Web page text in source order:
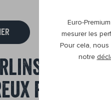
Euro-
mesurer les
Pour cela,
notre
une